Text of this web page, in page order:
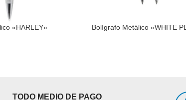
«HARLEY» LEER MÁS
Bolígrafo Metálico «WHITE
TODO MEDIO DE PAGO